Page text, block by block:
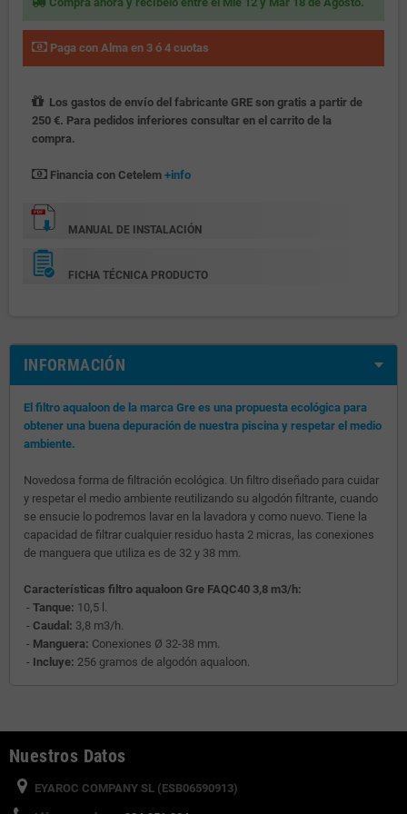
Paga con Alma en 3 ó 4 cuotas
Los gastos de envío del fabricante GRE son gratis a partir de
250 €. Para pedidos inferiores consultar en el carrito de la
compra.
Financia con Cetelem +info
MANUAL DE INSTALACIÓN
FICHA TÉCNICA PRODUCTO
INFORMACIÓN
El filtro aqualoon de la marca Gre es una propuesta ecológica para
obtener una buena depuración de nuestra piscina y respetar el medio
ambiente.
Novedosa forma de filtración ecológica. Un filtro diseñado para cuidar
y respetar el medio ambiente reutilizando su algodón filtrante, cuando
se ensucie lo podremos lavar en la lavadora y como nuevo. Tiene la
capacidad de filtrar cualquier residuo hasta 2 micras, las conexiones
de manguera que utiliza es de 32 y 38 mm.
Características filtro aqualoon Gre FAQC40 3,8 m3/h:
- Tanque: 10,5 l.
- Caudal: 3,8 m3/h.
- Manguera: Conexiones Ø 32-38 mm.
- Incluye: 256 gramos de algodón aqualoon.
Nuestros Datos
EYAROC COMPANY SL (ESB06590913)